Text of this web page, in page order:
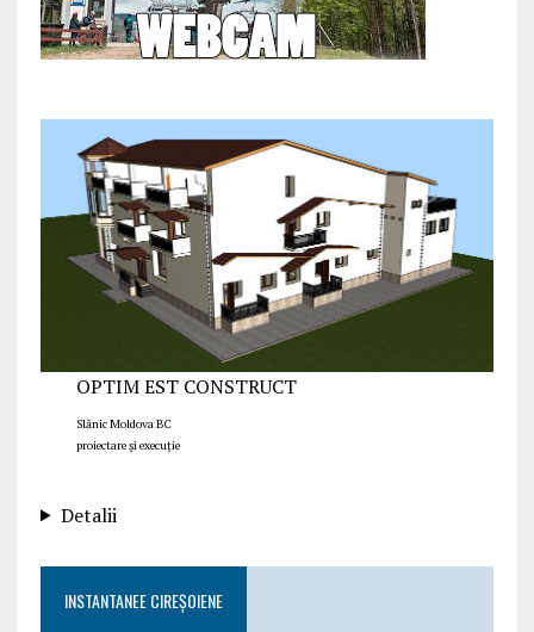
OPTIM EST CONSTRUCT
Slănic Moldova BC
proiectare și execuție
Detalii
INSTANTANEE CIREȘOIENE